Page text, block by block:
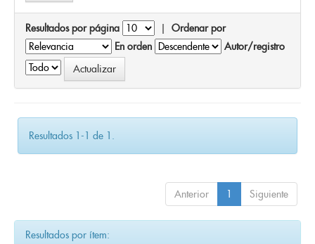
Resultados por página | Ordenar por
En orden
Autor/registro
Resultados 1-1 de 1.
Anterior 1 Siguiente
Resultados por ítem: